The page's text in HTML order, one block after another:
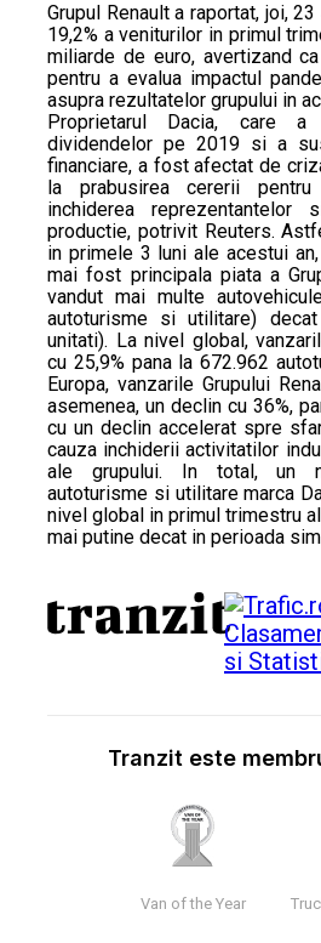
Grupul Renault a raportat, joi,
19,2% a veniturilor in primul
miliarde de euro, avertizand
pentru a evalua impactul
asupra rezultatelor grupului in
Proprietarul Dacia, care
dividendelor pe 2019 si a
financiare, a fost afectat de
la prabusirea cererii
inchiderea
productie, potrivit Reuters.
in primele 3 luni ale acestui
mai fost principala piata a
vandut mai multe
autoturisme si utilitare)
unitati). La nivel global,
cu 25,9% pana la 672.962
Europa, vanzarile Grupului
asemenea, un declin cu 36%,
cu un declin accelerat spre
cauza inchiderii activitatilor
ale grupului. In total, un
autoturisme si utilitare marca
nivel global in primul trimestru
mai putine decat in perioada
Tranzit este
Van of the Year